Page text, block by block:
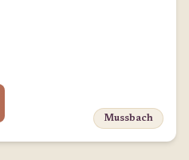
Mussbach